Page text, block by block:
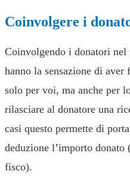
Coinvolgere i
Coinvolgendo i donatori nel
hanno la sensazione di
solo per voi, ma anche per
rilasciare al donatore una
casi questo permette di
deduzione l’importo
fisco).